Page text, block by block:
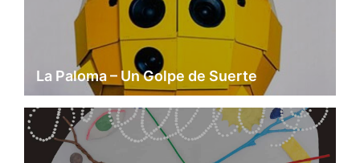
La Paloma – Un Golpe de Suerte